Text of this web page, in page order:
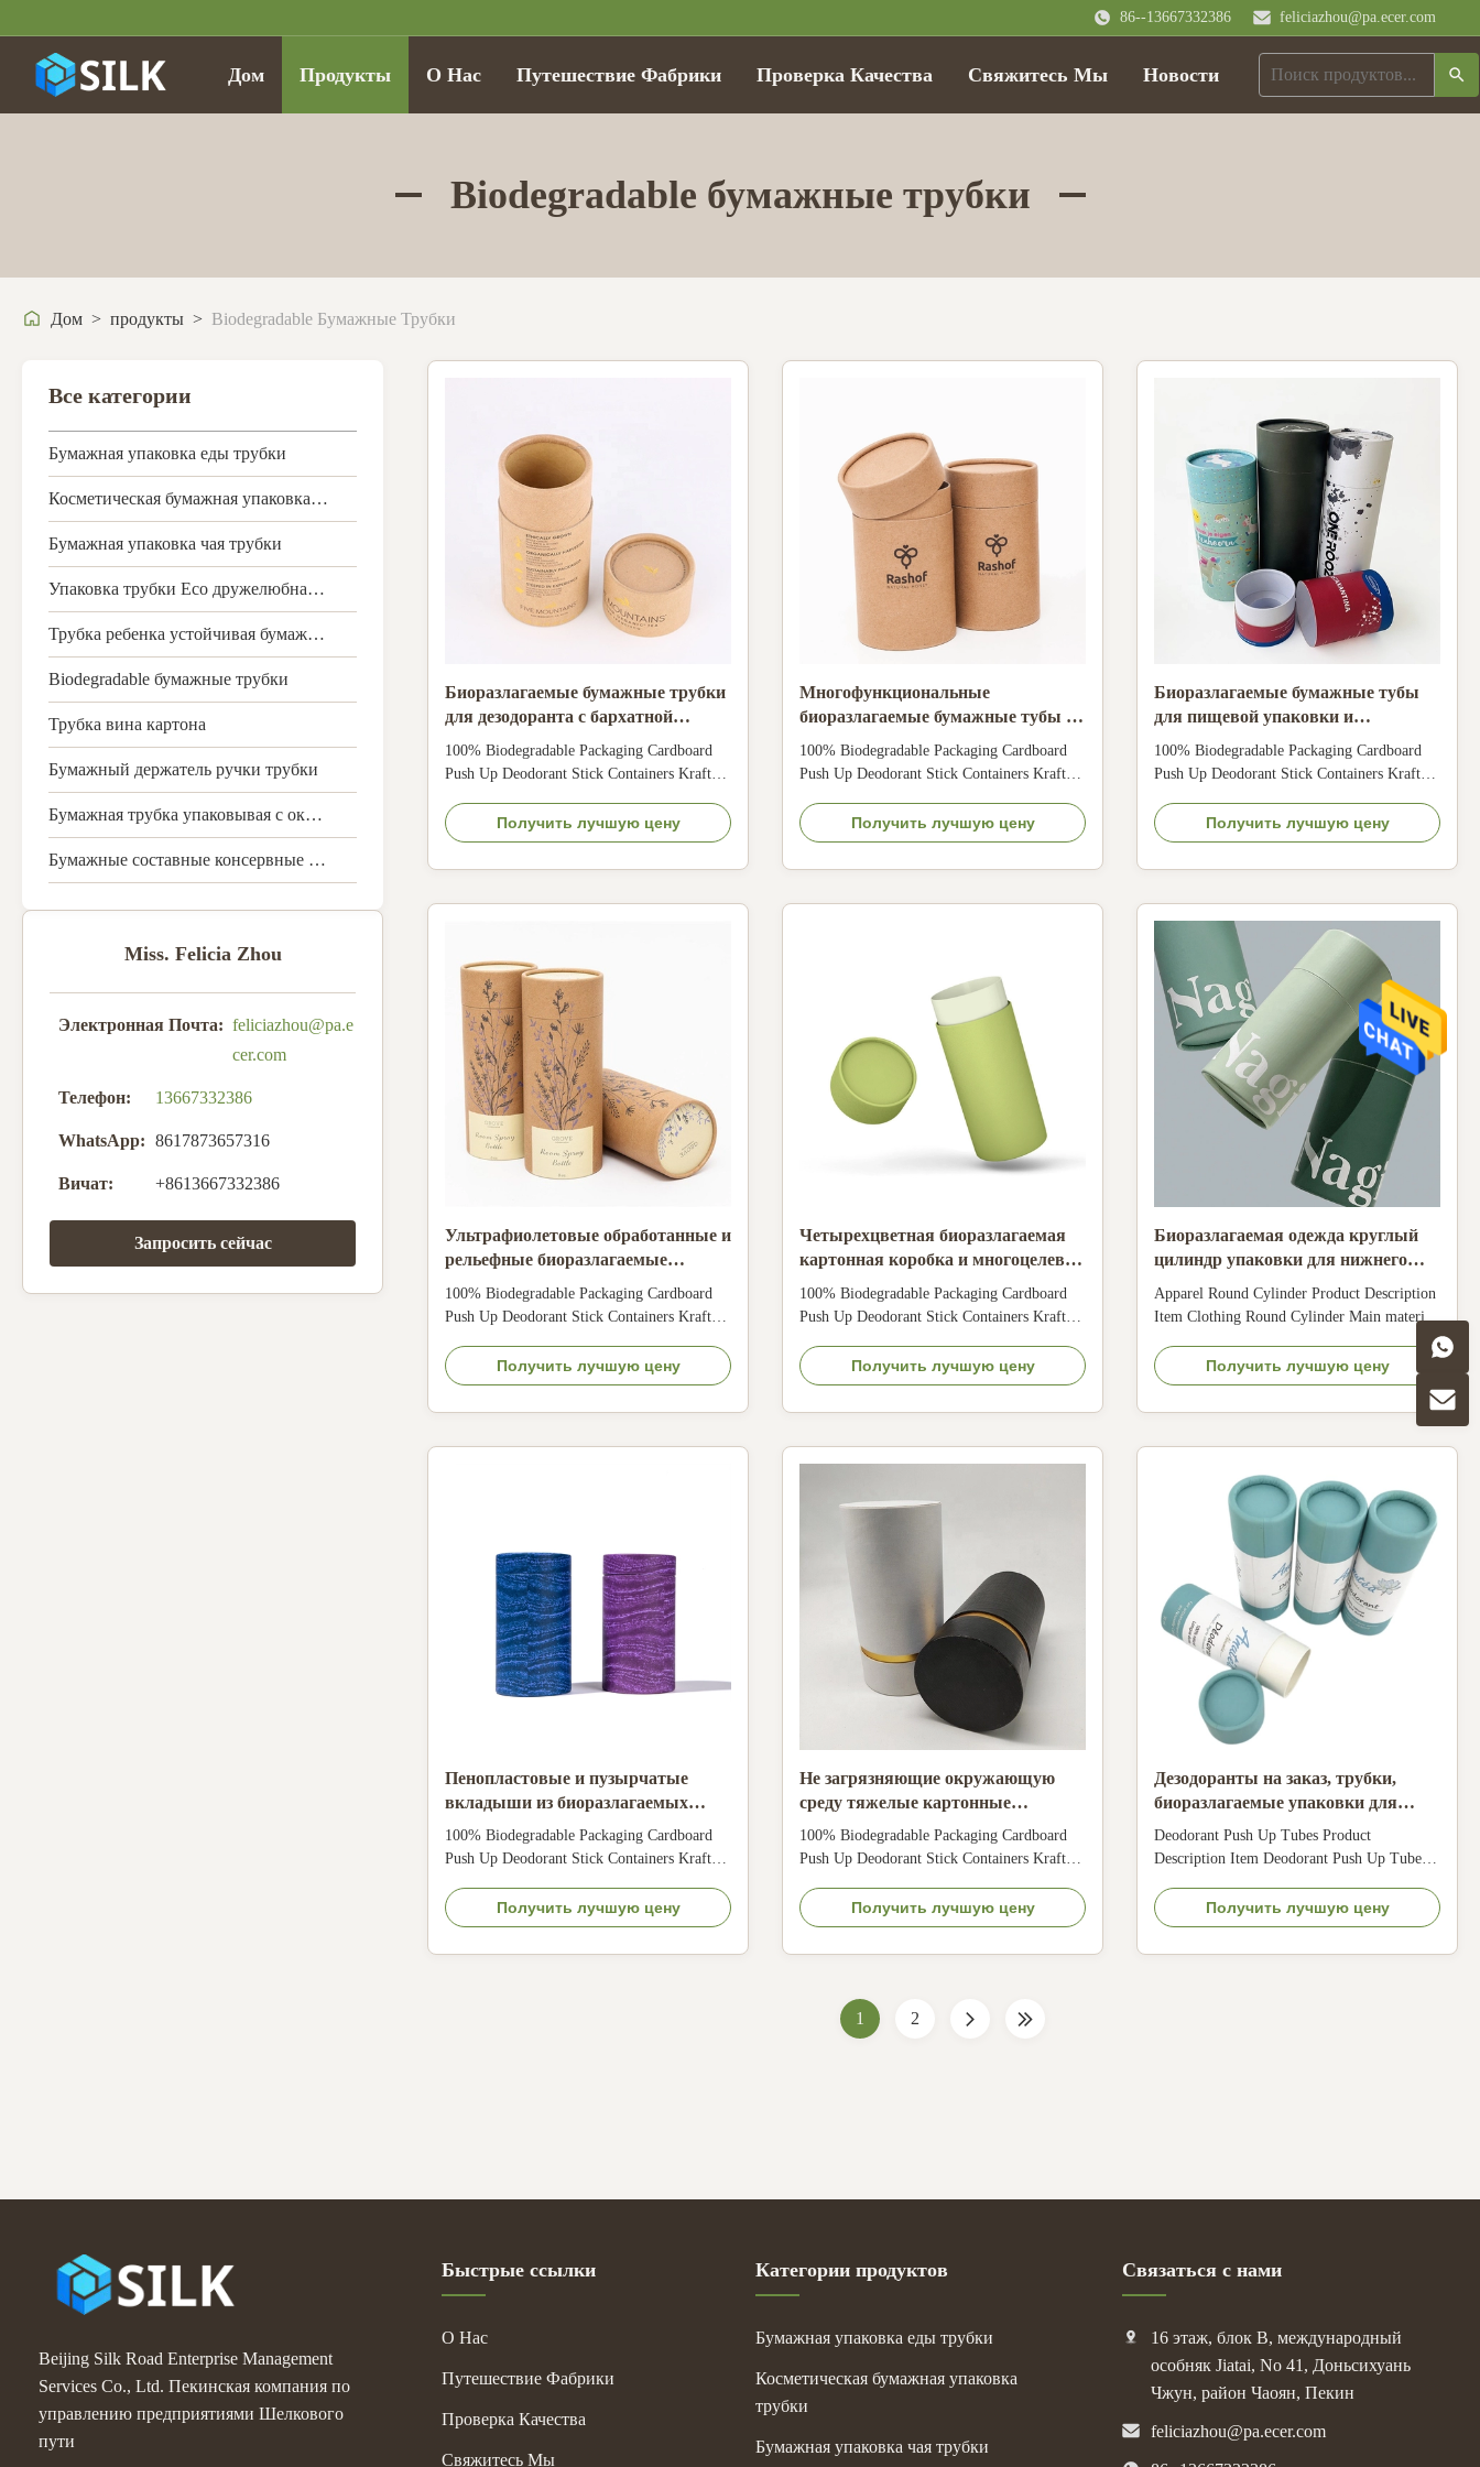
86--13667332386 feliciazhou@pa.ecer.com
Дом Продукты О Нас Путешествие Фабрики Проверка Качества Свяжитесь Мы Новости
Biodegradable бумажные трубки
Дом > продукты > Biodegradable Бумажные Трубки
Все категории
Бумажная упаковка еды трубки
Косметическая бумажная упаковка трубки
Бумажная упаковка чая трубки
Упаковка трубки Eco дружелюбная бумажная
Трубка ребенка устойчивая бумажная
Biodegradable бумажные трубки
Трубка вина картона
Бумажный держатель ручки трубки
Бумажная трубка упаковывая с окном
Бумажные составные консервные банки
Miss. Felicia Zhou
Электронная Почта: feliciazhou@pa.e
cer.com
Телефон: 13667332386
WhatsApp: 8617873657316
Вичат: +8613667332386
Запросить сейчас
Биоразлагаемые бумажные трубки
для дезодоранта с бархатной
подушкой
100% Biodegradable Packaging Cardboard
Push Up Deodorant Stick Containers Kraft
CMYK, Pantone color, customized Material
Art paper/ special paper/fancy paper, kraft
paper, cardboard Logo Full color, golden hot
Получить лучшую цену
Многофункциональные
биоразлагаемые бумажные тубы с
вставкой из ЭВА для
индивидуальных упаковочных
100% Biodegradable Packaging Cardboard
Push Up Deodorant Stick Containers Kraft
CMYK, Pantone color, customized Material
Art paper/ special paper/fancy paper, kraft
paper, cardboard Logo Full color, golden hot
Получить лучшую цену
Биоразлагаемые бумажные тубы
для пищевой упаковки и
многоразовые картонные
контейнеры
100% Biodegradable Packaging Cardboard
Push Up Deodorant Stick Containers Kraft
CMYK, Pantone color, customized Material
Art paper/ special paper/fancy paper, kraft
paper, cardboard Logo Full color, golden hot
Получить лучшую цену
Ультрафиолетовые обработанные и
рельефные биоразлагаемые
бумажные трубки для упаковки
дезодорантов
100% Biodegradable Packaging Cardboard
Push Up Deodorant Stick Containers Kraft
CMYK, Pantone color, customized Material
Art paper/ special paper/fancy paper, kraft
paper, cardboard Logo Full color, golden hot
Получить лучшую цену
Четырехцветная биоразлагаемая
картонная коробка и многоцелевая
крафт-бумажная тубусная
упаковка
100% Biodegradable Packaging Cardboard
Push Up Deodorant Stick Containers Kraft
CMYK, Pantone color, customized Material
Art paper/ special paper/fancy paper, kraft
paper, cardboard Logo Full color, golden hot
Получить лучшую цену
Биоразлагаемая одежда круглый
цилиндр упаковки для нижнего
белья футболки и носки
Apparel Round Cylinder Product Description
Item Clothing Round Cylinder Main material
label Size Custom Size Accepted Logo
customization Printing Silkscreen Printing,
etc Lamination Glossy film, soft touch film,
etc Applications Clothing, Underwear, Socks
Получить лучшую цену
Пенопластовые и пузырчатые
вкладыши из биоразлагаемых
бумажных трубок для упаковки из
крафт-картона
100% Biodegradable Packaging Cardboard
Push Up Deodorant Stick Containers Kraft
CMYK, Pantone color, customized Material
Art paper/ special paper/fancy paper, kraft
paper, cardboard Logo Full color, golden hot
Получить лучшую цену
Не загрязняющие окружающую
среду тяжелые картонные
судоходные трубы с нефтяной и
водостойкой конструкцией
100% Biodegradable Packaging Cardboard
Push Up Deodorant Stick Containers Kraft
CMYK, Pantone color, customized Material
Art paper/ special paper/fancy paper, kraft
paper, cardboard Logo Full color, golden hot
deboss, ...
Получить лучшую цену
Дезодоранты на заказ, трубки,
биоразлагаемые упаковки для
бальзамов.
Deodorant Push Up Tubes Product
Description Item Deodorant Push Up Tubes
greaseproof paper Size Custom Size Accepted
Logo customization Printing Silkscreen
Printing, etc Lamination Varnishing, etc
Получить лучшую цену
1 2
Beijing Silk Road Enterprise Management
Services Co., Ltd. Пекинская компания по
управлению предприятиями Шелкового
пути
Быстрые ссылки
О Нас
Путешествие Фабрики
Проверка Качества
Свяжитесь Мы
Категории продуктов
Бумажная упаковка еды трубки
Косметическая бумажная упаковка
трубки
Бумажная упаковка чая трубки
Связаться с нами
16 этаж, блок B, международный
особняк Jiatai, No 41, Доньсихуань
Чжун, район Чаоян, Пекин
feliciazhou@pa.ecer.com